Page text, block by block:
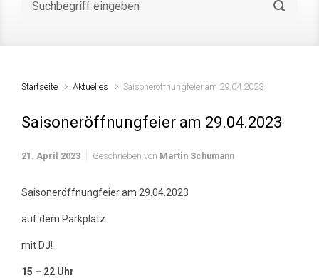
Startseite Aktuelles Saisoneröffnungfeier am 29.04.2023
Saisoneröffnungfeier am 29.04.2023
21. April 2023 Geschrieben von Martin Schumann
Saisoneröffnungfeier am 29.04.2023
auf dem Parkplatz
mit DJ!
15 – 22 Uhr